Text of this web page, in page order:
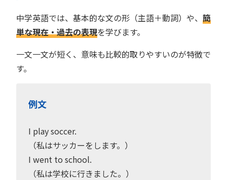
中学英語では、基本的な文の形（主語＋動詞）や、 簡
単な現在・過去の表現を学びます。
一文一文が短く、意味も比較的取りやすいのが特徴で
す。
例文
I play soccer.
（私はサッカーをします。）
I went to school.
（私は学校に行きました。）